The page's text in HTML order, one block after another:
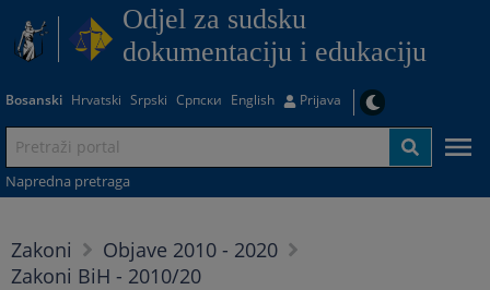
Odjel za sudsku
dokumentaciju i edukaciju
Bosanski Hrvatski Srpski Српски English Prijava
Napredna pretraga
Zakoni
Objave 2010 - 2020
Zakoni BiH - 2010/20